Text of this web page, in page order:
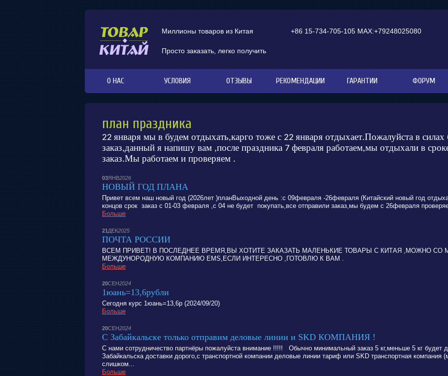
Миллионы товаров из Китая
Просто заказать, легко получить
+86 15-734-705-105 MAX:+79248025080
О НАС УСЛОВИЯ ОТЗЫВЫ РЕКОМЕНДАЦИИ ГАРАНТИИ ФОРУМ
план праздника
22 января мы в будем отдыхать,карго тоже с 22 января отдыхает.Пожалуйста в силах
заказ,данный я напишу вам ,после праздника 7 февраля работаем,мы отдыхали в
заказ.Мы работаем и проверяем .
03ЯНВ2026
НОВЫЙ ГОД ПЛАНА
Привет всем наш новый год (2026лет )планВыходной день :с 09февраля -26февраля (Китайский новый год
концов срок заказ с 01-03 февраля ,с 04 не будет покупать,все отправили заказ,мы будем с 26февраля
Больше
21 ДЕК2025
ПОЧТА РОССИИ
ВСЕМ ПРИВЕТ! В ПОСЛЕДНЕЕ ВРЕМЯ,ВЫ ХОТИТЕ ЗАКАЗАТЬ МАЛЕНЬКИЕ ТОВАРЫ С КИТАЯ ,МОЖНО СО
МЕЖДУНОРОДНУЮ КОМПАНИЮ EMS,ЕСЛИ ИНТЕРЕСНО ,ГОТОВЛЮ К ВАМ .
Больше
20СЕН2024
1юань=13,6рубли
Сегодня курс 1юань=13,6р (2024/09/20)
Больше
20СЕН2024
С Забайкальске только отправим деловые линии и SKD КОМПАНИЯ !
С нами сотрудничество партнёры пожалуйста внимание !!!!! Обычно минимальный заказ 5 кг,меньше 5 кг будет
Забайкальска доставки дорого,с транспортной компании деловые линии тариф или SKD транспортная компания
слишком...
Больше